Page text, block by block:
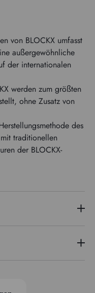
von BLOCKX umfasst
außergewöhnliche
der internationalen
werden zum größten
ohne Zusatz von
des
traditionellen
der BLOCKX-
verursacht